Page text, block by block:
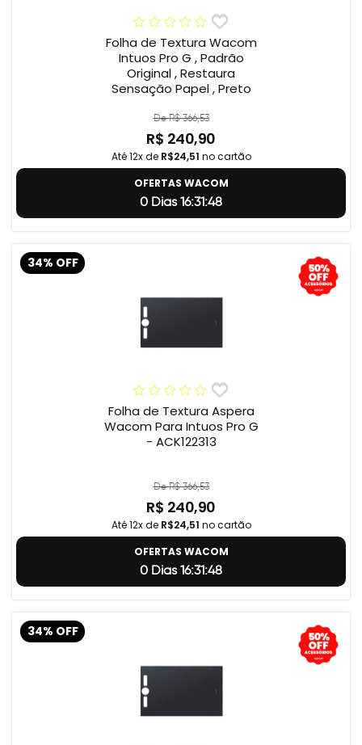
Folha de Textura Wacom
Intuos Pro G , Padrão
Original , Restaura
Sensação Papel , Preto
De R$ 366,53
R$ 240,90
Até 12x de R$24,51 no cartão
OFERTAS WACOM
0 Dias 16:31:47
34% OFF
Folha de Textura Aspera
Wacom Para Intuos Pro G
- ACK122313
De R$ 366,53
R$ 240,90
Até 12x de R$24,51 no cartão
OFERTAS WACOM
0 Dias 16:31:47
34% OFF